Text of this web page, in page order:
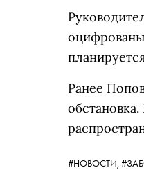
оцифрованы
Ранее
#НОВОСТИ,